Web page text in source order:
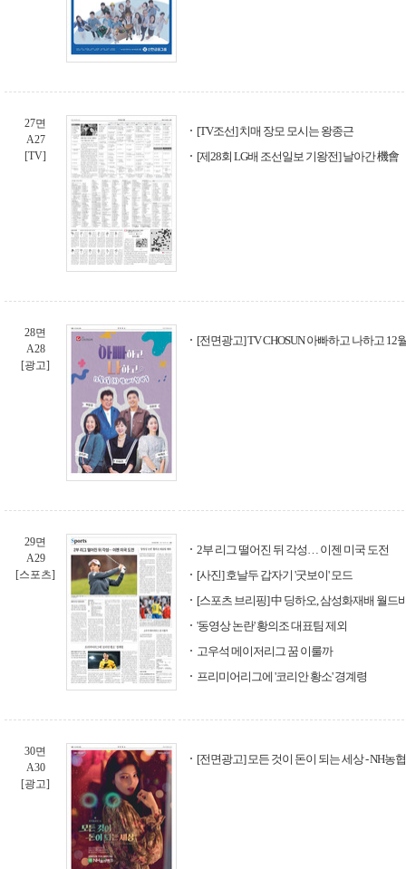
27면
A27
[TV]
[TV조선] 치매 장모 모시는 왕종근
[제28회 LG배 조선일보 기왕전] 날아간 機會
28면
A28
[광고]
[전면광고] TV CHOSUN 아빠하고 나하고 12
29면
A29
[스포츠]
2부 리그 떨어진 뒤 각성… 이젠 미국 도전
[사진] 호날두 갑자기 '굿보이' 모드
[스포츠 브리핑] 中 딩하오, 삼성화재배 월드
'동영상 논란' 황의조 대표팀 제외
고우석 메이저리그 꿈 이룰까
프리미어리그에 '코리안 황소' 경계령
30면
A30
[광고]
[전면광고] 모든 것이 돈이 되는 세상 - NH농